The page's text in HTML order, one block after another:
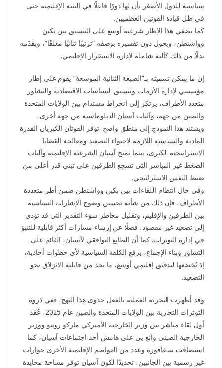
سياسية للدول الأصغر بأن لها دورًا فاعلًا في البنية الإقليمية حتى
في ظل قيادة القوتين العظميين.
كما يضفي هذا الإطار شرعية أوسع على التنسيق بين بكين
وواشنطن، ويحول دون تفسيره بوصفه “ترتيبًا ثنائيًا مغلقًا”، ويقدّمه
بدلًا من ذلك كآلية شاملة لإدارة الاستقرار الإقليمي.
إن ما يمكن تسميته بـ”الصيغة الثنائية الموسعة” يقوم على إطار
مؤسسي لإدارة الأزمات وتنسيق السياسات الاقتصادية والتشاور
متعدد الأطراف، يرتكز إلى انخراط مستدام بين الولايات المتحدة
والصين من جهة، وآليات آسيان الدبلوماسية من جهة أخرى.
ويستند هذا النموذج إلى منطق واضح: توفر القوتان الكبريان القدرة
المادية والسياسية اللازمة لاحتواء التصعيد ومعالجة القضايا
الاستراتيجية الكبرى، بينما تمنح آسيان الشرعية الإقليمية وآليات
الضغط غير المباشر التي تشجع الطرفين على تبني قدر أعلى من
ضبط النفس الاستراتيجي.
وفي حال انتظام اللقاءات بين بكين وواشنطن ضمن أطر متعددة
الأطراف، فإن ذلك من شأنه تحسين وضوح الإشارات السياسية
بين الطرفين والإقليم، وتقليل مخاطر سوء التقدير التي قد تؤدي
إلى تصعيد غير مقصود، فضلًا عن إرساء مسارات أكثر قابلية للتنبؤ
في إدارة التوترات. كما أن الطابع التوافقي لآسيان، القائم على
التشاور وبناء الإجماع، يرفع الكلفة السياسية لأي خطوات أحادية،
إذ يُخضعها لتدقيق إقليمي أوسع، ما يحد من قابلية الانزلاق نحو
التصعيد.
وقد أظهرت التجربة العملية بالفعل جدوى هذا النهج، ففي ذروة
التوترات التجارية بين الولايات المتحدة والصين عام 2025، عُقد
أول لقاء مباشر بين وزير الخارجية الأميركي ماركو روبيو ووزير
الخارجية الصيني وانغ يي على هامش أحد اجتماعات آسيان، كما
استضافت سنغافورة وعدد من العواصم الإقليمية الأخرى حوارات
غير رسمية بين الجانبين، تحديدًا لكون آسيان توفر مساحة محايدة